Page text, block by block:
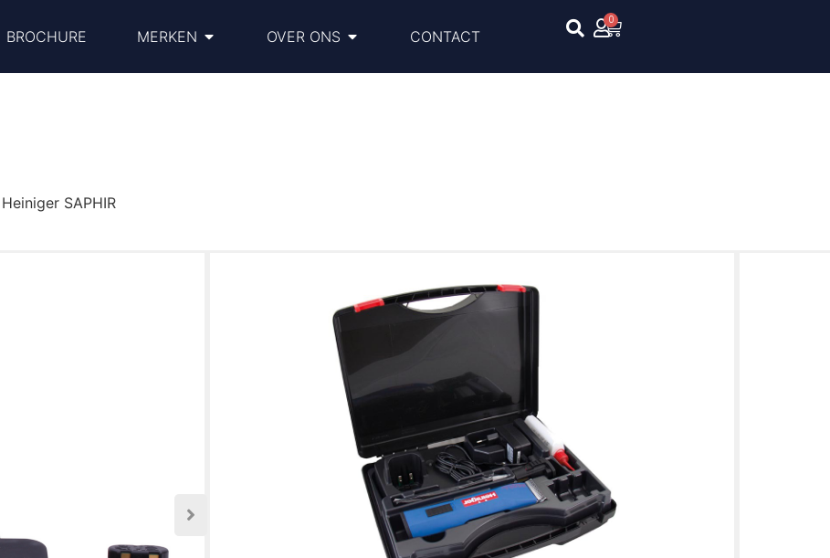
BROCHURE MERKEN OVER ONS CONTACT
0
SAPHIR
Heiniger SAPHIR Paardenscheermachine | 2
Heiniger SAPHIR Paardenscheermachine | 2 accu’s
Geluidsarme en prestatiegerichte 35W-permanente magneetmotor. 2
hoogwaardige accu’s met de nieuwste Lithium technologie voor het
onophoudelijk scheren. Tot wel 120 minuten scheertijd met minder dan
60 minuten oplaadtijd. Hoogwaardig laadstation voor het opladen van
accu’s en een accu indicator. Grote keuze aan uitwisselbare
scheerkoppen, uitwisselbaar met de scheermachines van Andis, Moser,